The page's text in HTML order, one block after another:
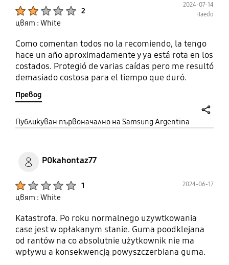
2
2024-07-14
Haedo
цвят : White
Como comentan todos no la recomiendo, la tengo
hace un año aproximadamente y ya está rota en los
costados. Protegió de varias caídas pero me resultó
demasiado costosa para el tiempo que duró.
Превод
Публикуван първоначално на Samsung Argentina
P0kahontaz77
1 2024-06-17
цвят : White
Katastrofa. Po roku normalnego uzywtkowania
case jest w opłakanym stanie. Guma poodklejana
od rantów na co absolutnie użytkownik nie ma
wpływu a konsekwencją powyszczerbiana guma.